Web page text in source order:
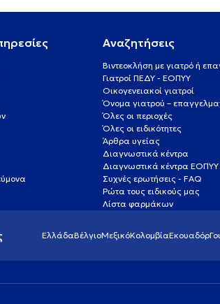
Αναζητήσεις
Βιντεοκλήση με γιατρό ή
Γιατροί ΠΕΔΥ - ΕΟΠΥΥ
Οικογενειακοί γιατροί
Όνομα γιατρού –
Όλες οι περιοχές
Όλες οι ειδικότητες
Άρθρα υγείας
Διαγνωστικά κέντρα
Διαγνωστικά κέντρα ΕΟΠΥΥ
Συχνές ερωτήσεις - FAQ
Ρώτα τους ειδικούς μας
Λίστα φαρμάκων
ΕλλάδαΒέλγιοΜεξικόΚολομβίαΕκουαδόρ